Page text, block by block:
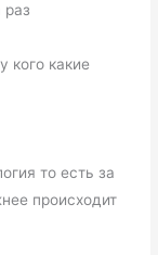
раз
кого какие
то есть за
происходит